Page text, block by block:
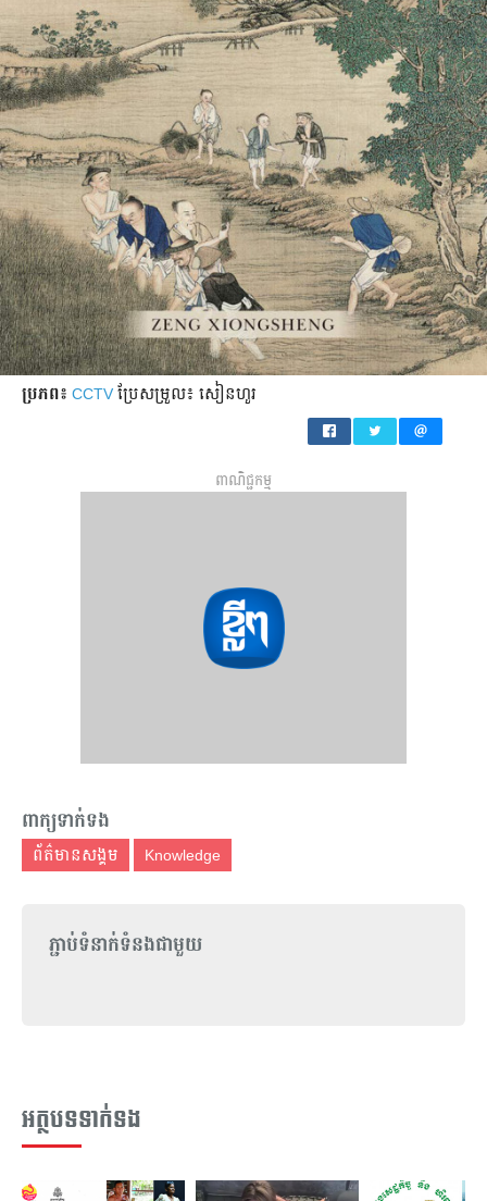
ប្រភព៖ CCTV ប្រែសម្រួល៖ សៀនហួរ
ពាណិជ្ជកម្ម
ពាក្យទាក់ទង
ព័ត៌មានសង្គម Knowledge
ភ្ជាប់ទំនាក់ទំនងជាមួយ
អត្ថបទទាក់ទង